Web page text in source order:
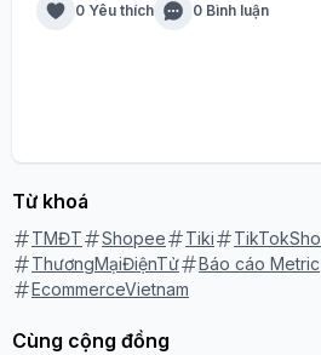
0 Yêu thích 0 Bình luận
Từ khoá
TMĐT Shopee Tiki
ThươngMạiĐiệnTử
Báo cáo Metric
EcommerceVietnam
Cùng cộng đồng